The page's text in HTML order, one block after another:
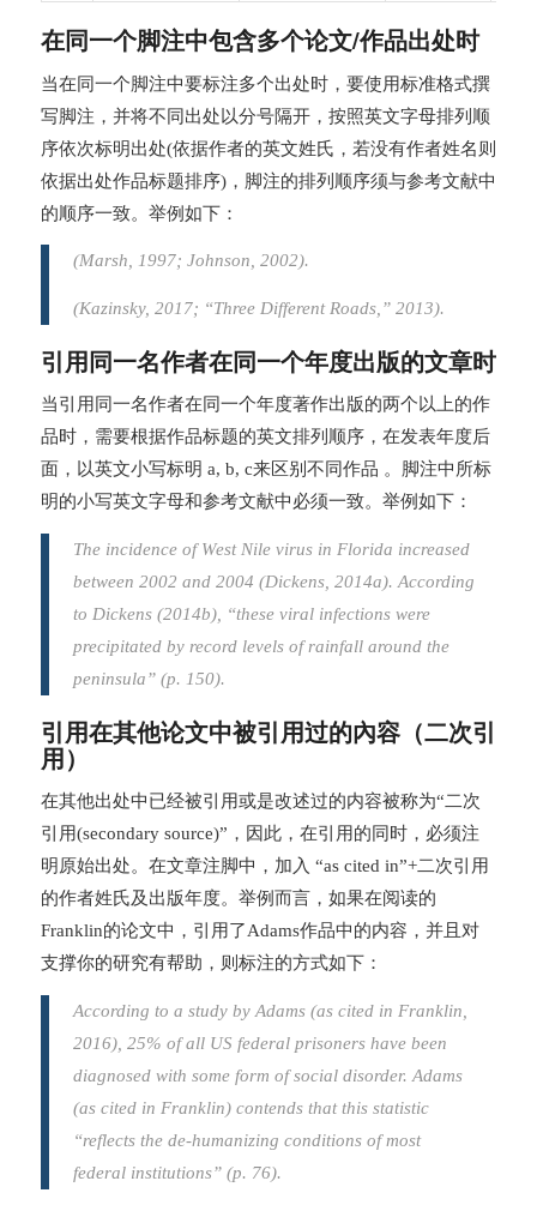
在同一个脚注中包含多个论文/作品出处时
当在同一个脚注中要标注多个出处时，要使用标准格式撰
写脚注，并将不同出处以分号隔开，按照英文字母排列顺
序依次标明出处(依据作者的英文姓氏，若没有作者姓名则
依据出处作品标题排序)，脚注的排列顺序须与参考文献中
的顺序一致。举例如下：
(Marsh, 1997; Johnson, 2002).
(Kazinsky, 2017; “Three Different Roads,” 2013).
引用同一名作者在同一个年度出版的文章时
当引用同一名作者在同一个年度著作出版的两个以上的作
品时，需要根据作品标题的英文排列顺序，在发表年度后
面，以英文小写标明 a, b, c来区别不同作品 。脚注中所标
明的小写英文字母和参考文献中必须一致。举例如下：
The incidence of West Nile virus in Florida increased
between 2002 and 2004 (Dickens, 2014a). According
to Dickens (2014b), “these viral infections were
precipitated by record levels of rainfall around the
peninsula” (p. 150).
引用在其他论文中被引用过的內容（二次引
用）
在其他出处中已经被引用或是改述过的内容被称为“二次
引用(secondary source)”，因此，在引用的同时，必须注
明原始出处。在文章注脚中，加入 “as cited in”+二次引用
的作者姓氏及出版年度。举例而言，如果在阅读的
Franklin的论文中，引用了Adams作品中的内容，并且对
支撑你的研究有帮助，则标注的方式如下：
According to a study by Adams (as cited in Franklin,
2016), 25% of all US federal prisoners have been
diagnosed with some form of social disorder. Adams
(as cited in Franklin) contends that this statistic
“reflects the de-humanizing conditions of most
federal institutions” (p. 76).